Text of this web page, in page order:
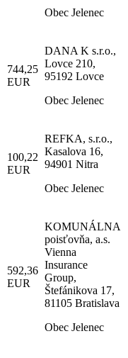
Obec Jelenec
744,25
EUR
DANA K s.r.o.,
Lovce 210,
95192 Lovce
Obec Jelenec
100,22
EUR
REFKA, s.r.o.,
Kasalova 16,
94901 Nitra
Obec Jelenec
592,36
EUR
KOMUNÁLNA
poisťovňa, a.s.
Vienna
Insurance
Group,
Štefánikova 17,
81105 Bratislava
Obec Jelenec